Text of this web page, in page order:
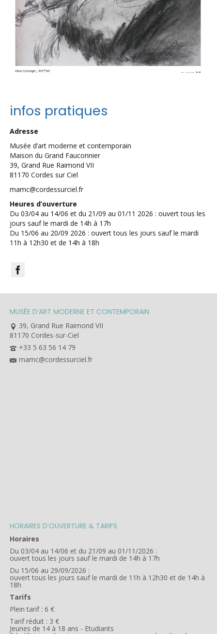
infos pratiques
Adresse
Musée d’art moderne et contemporain
Maison du Grand Fauconnier
39, Grand Rue Raimond VII
81170 Cordes sur Ciel
mamc@cordessurciel.fr
Heures d’ouverture
Du 03/04 au 14/06 et du 21/09 au 01/11 2026 : ouvert tous les
jours sauf le mardi de 14h à 17h
Du 15/06 au 20/09 2026 : ouvert tous les jours sauf le mardi
11h à 12h30 et de 14h à 18h
MUSÉE D’ART MODERNE ET CONTEMPORAIN
39, Grand Rue Raimond VII
81170 Cordes-sur-Ciel
+33 5 63 56 14 79
mamc@cordessurciel.fr
HORAIRES D’OUVERTURE & TARIFS
Horaires
Du 03/04 au 14/06 et du 21/09 au 01/11/2026 :
ouvert tous les jours sauf le mardi de 14h à 17h
Du 15/06 au 29/09/2026 :
ouvert tous les jours sauf le mardi de 11h à 12h30 et de 14h à
18h
Tarifs
Plein tarif : 6 €
Tarif réduit : 3 €
Jeunes de 14 à 18 ans - Etudiants